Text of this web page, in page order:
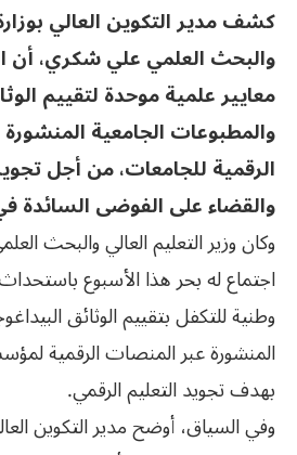
كشف مدير التكوين العالي
والبحث العلمي علي شكري، أن
معايير علمية موحدة لتقييم
والمطبوعات الجامعية
الرقمية للجامعات، من أجل
والقضاء على الفوضى السائدة
وكان وزير التعليم العالي والبحث
اجتماع له بحر هذا الأسبوع
وطنية للتكفل بتقييم الوثائق
المنشورة عبر المنصات الرقمية
بهدف تجويد التعليم الرقمي.
وفي السياق، أوضح مدير التكوين